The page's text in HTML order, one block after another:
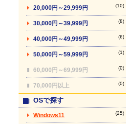
20,000円～29,999円 (10)
30,000円～39,999円 (8)
40,000円～49,999円 (6)
50,000円～59,999円 (1)
60,000円～69,999円 (0)
70,000円以上 (0)
OSで探す
Windows11 (25)